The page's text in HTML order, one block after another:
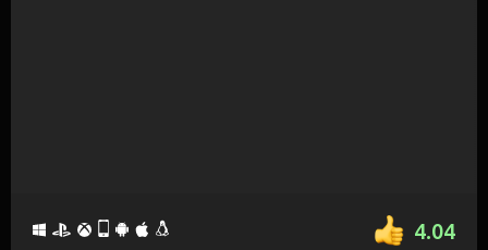
4.04